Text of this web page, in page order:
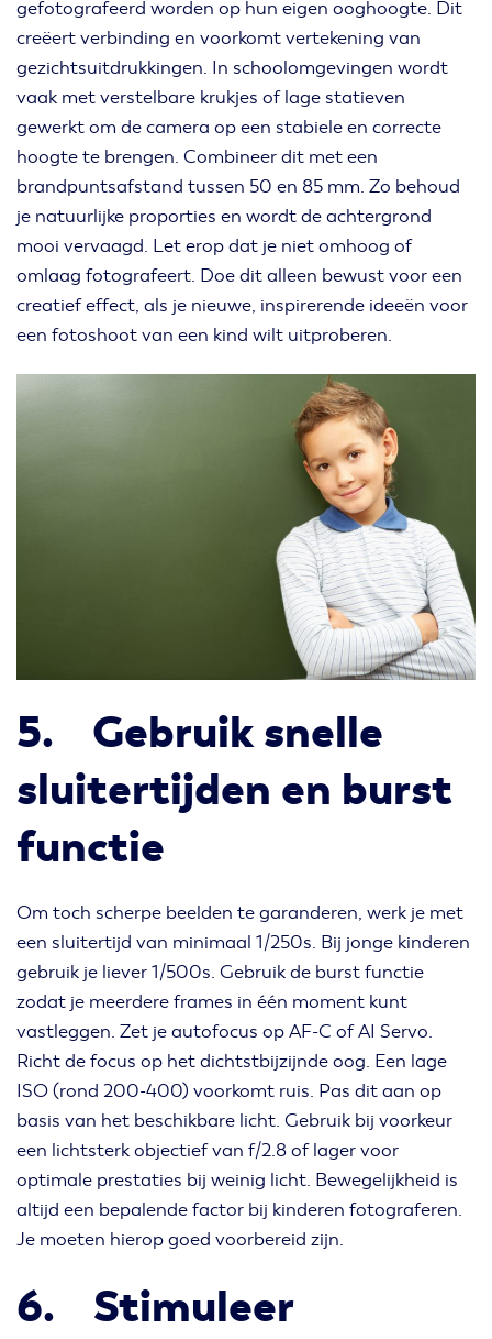
gefotografeerd worden op hun eigen ooghoogte. Dit
creëert verbinding en voorkomt vertekening van
gezichtsuitdrukkingen. In schoolomgevingen wordt
vaak met verstelbare krukjes of lage statieven
gewerkt om de camera op een stabiele en correcte
hoogte te brengen. Combineer dit met een
brandpuntsafstand tussen 50 en 85 mm. Zo behoud
je natuurlijke proporties en wordt de achtergrond
mooi vervaagd. Let erop dat je niet omhoog of
omlaag fotografeert. Doe dit alleen bewust voor een
creatief effect, als je nieuwe, inspirerende ideeën voor
een fotoshoot van een kind wilt uitproberen.
5. Gebruik snelle
sluitertijden en burst
functie
Om toch scherpe beelden te garanderen, werk je met
een sluitertijd van minimaal 1/250s. Bij jonge kinderen
gebruik je liever 1/500s. Gebruik de burst functie
zodat je meerdere frames in één moment kunt
vastleggen. Zet je autofocus op AF-C of AI Servo.
Richt de focus op het dichtstbijzijnde oog. Een lage
ISO (rond 200-400) voorkomt ruis. Pas dit aan op
basis van het beschikbare licht. Gebruik bij voorkeur
een lichtsterk objectief van f/2.8 of lager voor
optimale prestaties bij weinig licht. Bewegelijkheid is
altijd een bepalende factor bij kinderen fotograferen.
Je moeten hierop goed voorbereid zijn.
6. Stimuleer